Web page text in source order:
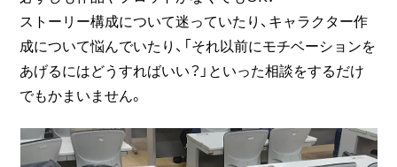
ストーリー構成について迷っていたり、キャラクター作
成について悩んでいたり、「それ以前にモチベーションを
あげるにはどうすればいい？」といった相談をするだけ
でもかまいません。